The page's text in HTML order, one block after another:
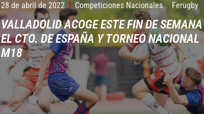
28 de abril de 2022 Competiciones Nacionales Ferugby
VALLADOLID ACOGE ESTE FIN DE SEMANA
EL CTO. DE ESPAÑA Y TORNEO NACIONAL
M18